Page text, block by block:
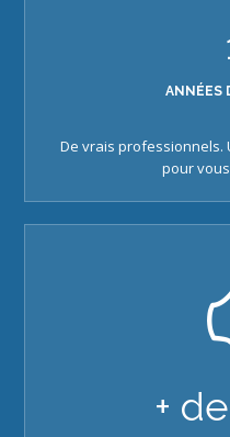
ANNÉES
De vrais professionnels.
pour
+ de